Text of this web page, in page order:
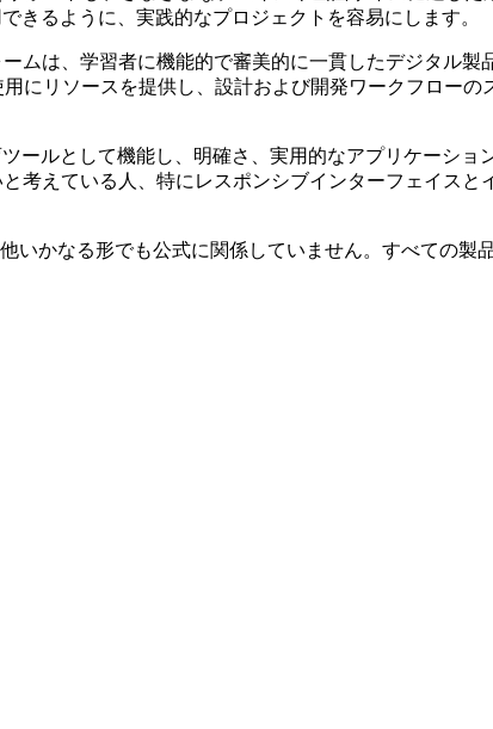
きるように、実践的なプロジェクトを容易にします。
ムは、学習者に機能的で審美的に一貫したデジタル製
にリソースを提供し、設計および開発ワークフローの
ールとして機能し、明確さ、実用的なアプリケーシ
考えている人、特にレスポンシブインターフェイス
いかなる形でも公式に関係していません。すべての